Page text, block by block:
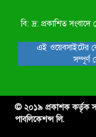
বি: দ্র: প্রকাশিত
এই ওয়েবসাইটের
সম্পূর্ণ
© ২০১৯ প্রকাশক কর্তৃক
পাবলিকেশন্স লি.